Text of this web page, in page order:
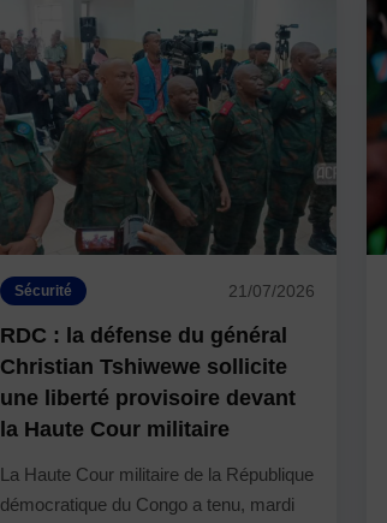
Sécurité 21/07/2026
RDC : la défense du général
Christian Tshiwewe sollicite
une liberté provisoire devant
la Haute Cour militaire
La Haute Cour militaire de la République
démocratique du Congo a tenu, mardi